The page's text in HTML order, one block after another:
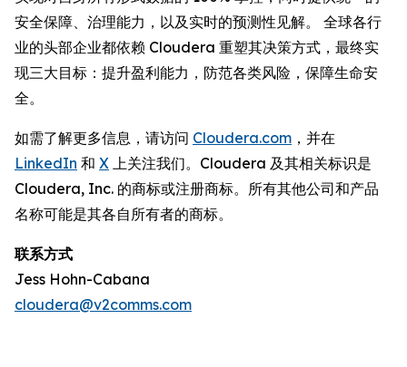
安全保障、治理能力，以及实时的预测性见解。 全球各行
业的头部企业都依赖 Cloudera 重塑其决策方式，最终实
现三大目标：提升盈利能力，防范各类风险，保障生命安
全。
如需了解更多信息，请访问 Cloudera.com ，并在
LinkedIn 和 X 上关注我们。Cloudera 及其相关标识是
Cloudera, Inc. 的商标或注册商标。所有其他公司和产品
名称可能是其各自所有者的商标。
联系方式
Jess Hohn-Cabana
cloudera@v2comms.com